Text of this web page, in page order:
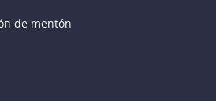
de mentón